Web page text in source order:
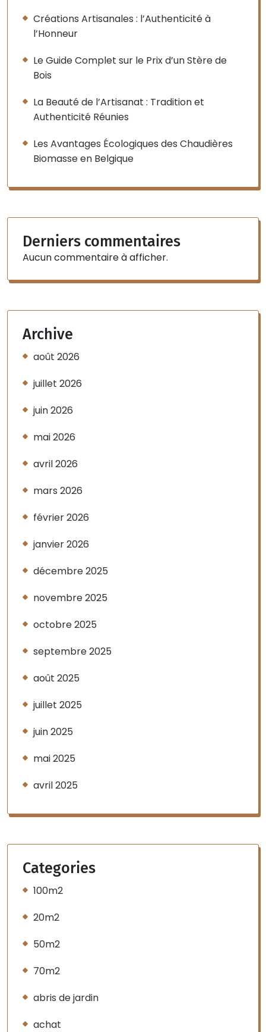
Créations Artisanales : l’Authenticité à
l’Honneur
Le Guide Complet sur le Prix d’un Stère de
Bois
La Beauté de l’Artisanat : Tradition et
Authenticité Réunies
Les Avantages Écologiques des Chaudières
Biomasse en Belgique
Derniers commentaires
Aucun commentaire à afficher.
Archive
août 2026
juillet 2026
juin 2026
mai 2026
avril 2026
mars 2026
février 2026
janvier 2026
décembre 2025
novembre 2025
octobre 2025
septembre 2025
août 2025
juillet 2025
juin 2025
mai 2025
avril 2025
Categories
100m2
20m2
50m2
70m2
abris de jardin
achat